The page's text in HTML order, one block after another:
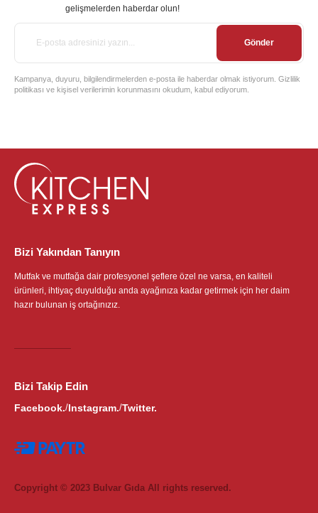
gelişmelerden haberdar olun!
Gönder
Kampanya, duyuru, bilgilendirmelerden e-posta ile haberdar olmak istiyorum. Gizlilik
politikası ve kişisel verilerimin korunmasını okudum, kabul ediyorum.
Bizi Yakından Tanıyın
Mutfak ve mutfağa dair profesyonel şeflere özel ne varsa, en kaliteli
ürünleri, ihtiyaç duyulduğu anda ayağınıza kadar getirmek için her daim
hazır bulunan iş ortağınızız.
Bizi Takip Edin
Facebook./Instagram./Twitter.
Copyright © 2023 Bulvar Gıda All rights reserved.